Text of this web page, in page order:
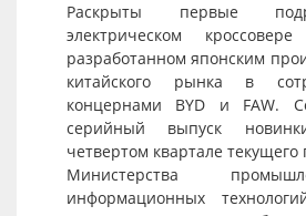
Раскрыты первые
электрическом
разработанном японским
китайского рынка в
концернами BYD и FAW.
серийный выпуск
четвертом квартале
Министерства
информационных